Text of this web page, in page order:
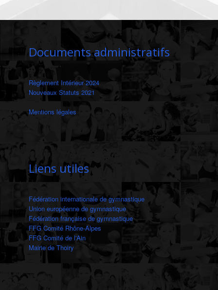
Documents administratifs
Règlement Intérieur 2024
Nouveaux Statuts 2021
Mentions légales
Liens utiles
Fédération internationale de gymnastique
Union européenne de gymnastique
Fédération française de gymnastique
FFG Comité Rhône-Alpes
FFG Comité de l'Ain
Mairie de Thoiry